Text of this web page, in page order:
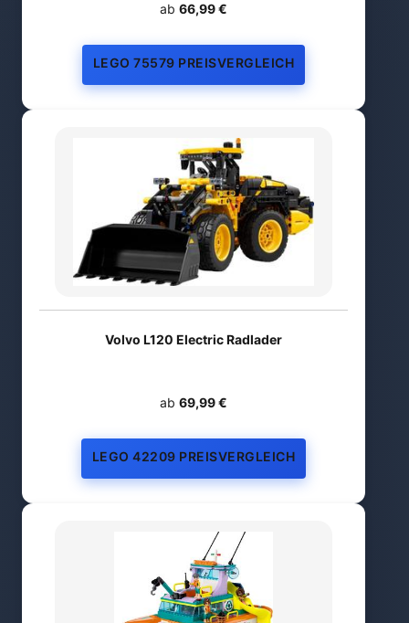
ab 66,99 €
LEGO 75579 PREISVERGLEICH
Volvo L120 Electric Radlader
ab 69,99 €
LEGO 42209 PREISVERGLEICH